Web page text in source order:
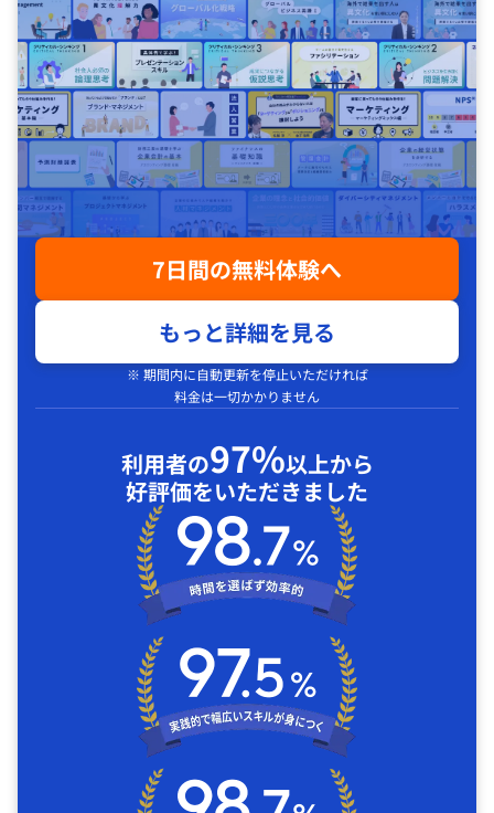
7日間の無料体験へ
もっと詳細を見る
※ 期間内に自動更新を停止いただければ
料金は一切かかりません
利用者の97%以上から
好評価をいただきました